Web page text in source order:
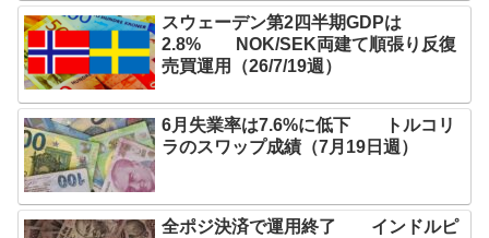
スウェーデン第2四半期GDPは
2.8% NOK/SEK両建て順張り反復
売買運用（26/7/19週）
6月失業率は7.6%に低下 トルコリ
ラのスワップ成績（7月19日週）
全ポジ決済で運用終了 インドルピ